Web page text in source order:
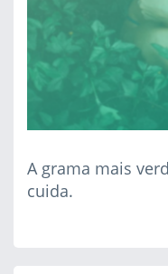
A grama mais
cuida.